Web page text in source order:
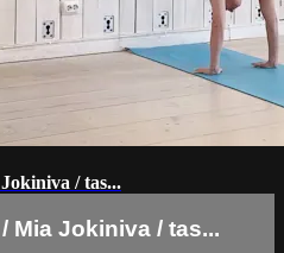
/ tas...
Mia Jokiniva / tas...